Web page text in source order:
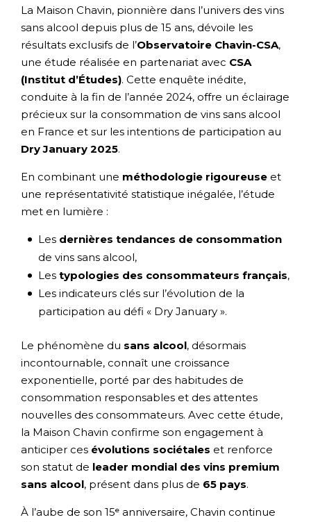
La Maison Chavin, pionnière dans l’univers des vins
sans alcool depuis plus de 15 ans, dévoile les
résultats exclusifs de l’Observatoire Chavin-CSA,
une étude réalisée en partenariat avec CSA
(Institut d’Études). Cette enquête inédite,
conduite à la fin de l’année 2024, offre un éclairage
précieux sur la consommation de vins sans alcool
en France et sur les intentions de participation au
Dry January 2025.
En combinant une méthodologie rigoureuse et
une représentativité statistique inégalée, l’étude
met en lumière :
Les dernières tendances de consommation
de vins sans alcool,
Les typologies des consommateurs français,
Les indicateurs clés sur l’évolution de la
participation au défi « Dry January ».
Le phénomène du sans alcool, désormais
incontournable, connaît une croissance
exponentielle, porté par des habitudes de
consommation responsables et des attentes
nouvelles des consommateurs. Avec cette étude,
la Maison Chavin confirme son engagement à
anticiper ces évolutions sociétales et renforce
son statut de leader mondial des vins premium
sans alcool, présent dans plus de 65 pays.
À l’aube de son 15ᵉ anniversaire, Chavin continue